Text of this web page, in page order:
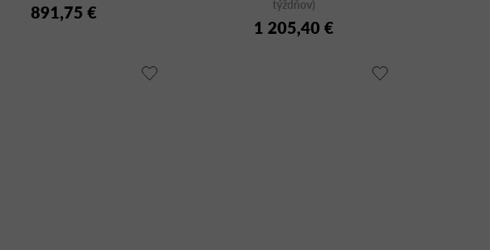
891,75 €
týždňov)
1 205,40 €